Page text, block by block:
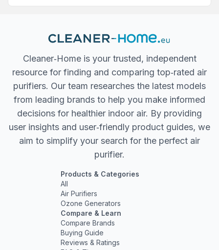
Cleaner‐Home is your trusted, independent
resource for finding and comparing top‐rated air
purifiers. Our team researches the latest models
from leading brands to help you make informed
decisions for healthier indoor air. By providing
user insights and user‐friendly product guides, we
aim to simplify your search for the perfect air
purifier.
Products & Categories
All
Air Purifiers
Ozone Generators
Compare & Learn
Compare Brands
Buying Guide
Reviews & Ratings